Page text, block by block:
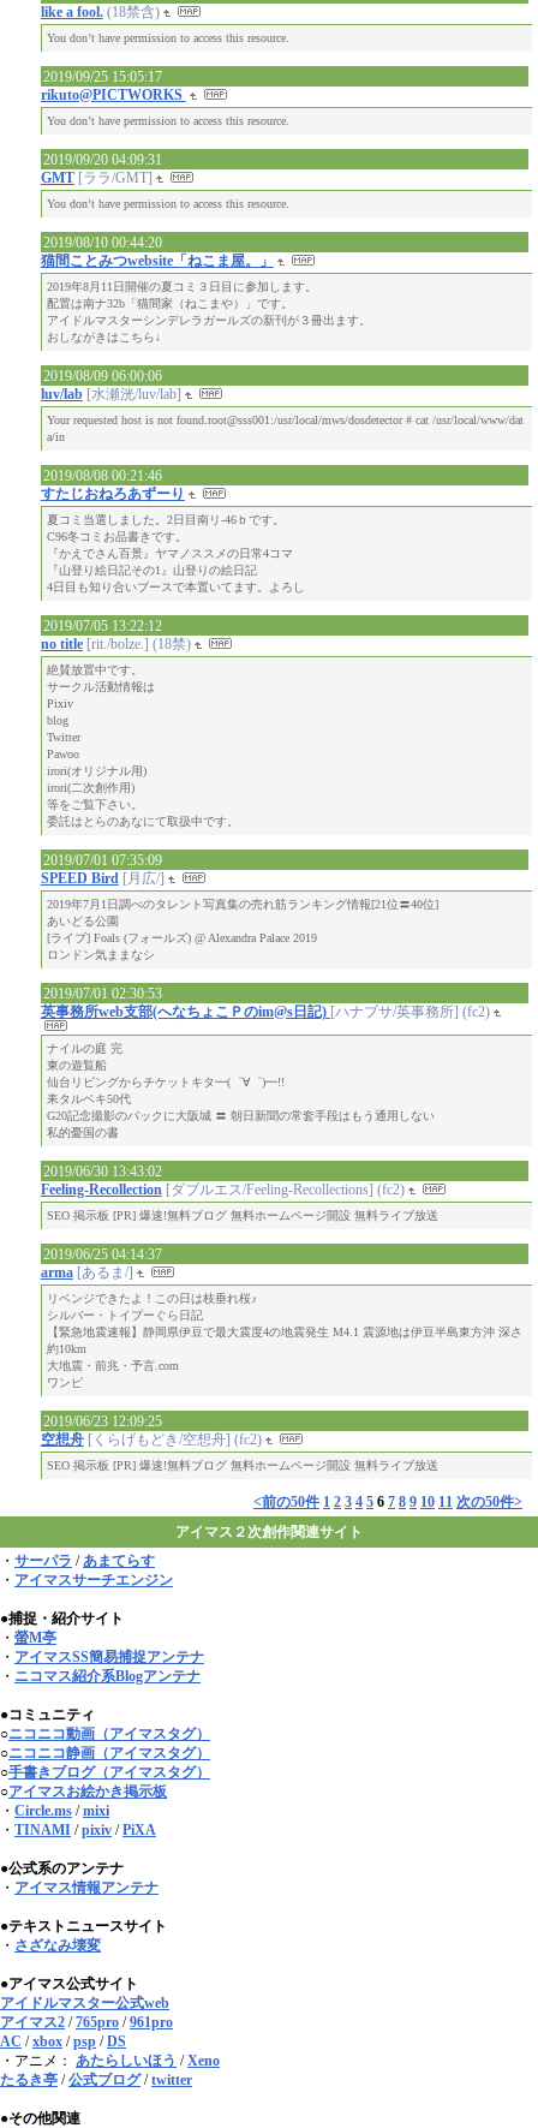
like a fool. (18禁含)
You don’t have permission to access this resource.
2019/09/25 15:05:17
rikuto@PICTWORKS
You don’t have permission to access this resource.
2019/09/20 04:09:31
GMT [ララ/GMT]
You don’t have permission to access this resource.
2019/08/10 00:44:20
猫間ことみつwebsite「ねこま屋。」
2019年8月11日開催の夏コミ３日目に参加します。
配置は南ナ32b「猫間家（ねこまや）」です。
アイドルマスターシンデレラガールズの新刊が３冊出ます。
おしながきはこちら↓
2019/08/09 06:00:06
luv/lab [水瀬洸/luv/lab]
Your requested host is not found.root@sss001:/usr/local/mws/dosdetector # cat /usr/local/www/dat
a/in
2019/08/08 00:21:46
すたじおねろあずーり
夏コミ当選しました。2日目南リ-46ｂです。
C96冬コミお品書きです。
『かえでさん百景』ヤマノススメの日常4コマ
『山登り絵日記その1』山登りの絵日記
4日目も知り合いブースで本置いてます。よろし
2019/07/05 13:22:12
no title [rit./bolze.] (18禁)
絶賛放置中です。
サークル活動情報は
Pixiv
blog
Twitter
Pawoo
irori(オリジナル用)
irori(二次創作用)
等をご覧下さい。
委託はとらのあなにて取扱中です。
2019/07/01 07:35:09
SPEED Bird [月広/]
2019年7月1日調べのタレント写真集の売れ筋ランキング情報[21位〓40位]
あいどる公園
[ライブ] Foals (フォールズ) @ Alexandra Palace 2019
ロンドン気ままなシ
2019/07/01 02:30:53
英事務所web支部(へなちょこＰのim@s日記) [ハナブサ/英事務所] (fc2)
ナイルの庭 完
東の遊覧船
仙台リビングからチケットキタ━(゜∀゜)━!!
耒タルベキ50代
G20記念撮影のバックに大阪城 〓 朝日新聞の常套手段はもう通用しない
私的憂国の書
2019/06/30 13:43:02
Feeling-Recollection [ダブルエス/Feeling-Recollections] (fc2)
SEO 掲示板 [PR] 爆速!無料ブログ 無料ホームページ開設 無料ライブ放送
2019/06/25 04:14:37
arma [あるま/]
リベンジできたよ！この日は枝垂れ桜♪
シルバー・トイプーぐら日記
【緊急地震速報】静岡県伊豆で最大震度4の地震発生 M4.1 震源地は伊豆半島東方沖 深さ
約10km
大地震・前兆・予言.com
ワンピ
2019/06/23 12:09:25
空想舟 [くらげもどき/空想舟] (fc2)
SEO 掲示板 [PR] 爆速!無料ブログ 無料ホームページ開設 無料ライブ放送
<前の50件 1 2 3 4 5 6 7 8 9 10 11 次の50件>
アイマス２次創作関連サイト
・ サーパラ /あまてらす
・ アイマスサーチエンジン
●捕捉・紹介サイト
・ 螢M亭
・ アイマスSS簡易捕捉アンテナ
・ ニコマス紹介系Blogアンテナ
●コミュニティ
○ニコニコ動画（アイマスタグ）
○ニコニコ静画（アイマスタグ）
○手書きブログ（アイマスタグ）
○アイマスお絵かき掲示板
・ Circle.ms /mixi
・ TINAMI /pixiv /PiXA
●公式系のアンテナ
・ アイマス情報アンテナ
●テキストニュースサイト
・ さざなみ壊変
●アイマス公式サイト
アイドルマスター公式web
アイマス2 /765pro /961pro
AC /xbox /psp /DS
・アニメ： あたらしいほう /Xeno
たるき亭 /公式ブログ/twitter
●その他関連